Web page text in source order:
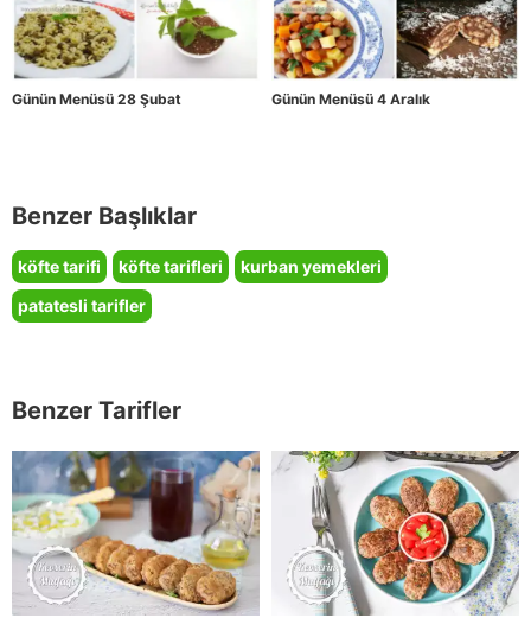
Günün Menüsü 28 Şubat Günün Menüsü 4 Aralık
Benzer Başlıklar
köfte tarifi köfte tarifleri
kurban yemekleri
patatesli tarifler
Benzer Tarifler